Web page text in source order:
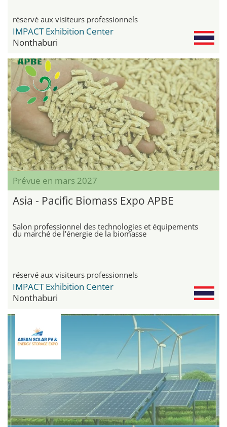
réservé aux visiteurs professionnels
IMPACT Exhibition Center
Nonthaburi
Prévue en mars 2027
Asia - Pacific Biomass Expo APBE
Salon professionnel des technologies et équipements
du marché de l'énergie de la biomasse
réservé aux visiteurs professionnels
IMPACT Exhibition Center
Nonthaburi